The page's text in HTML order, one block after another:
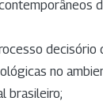
decisório
no
brasileiro;